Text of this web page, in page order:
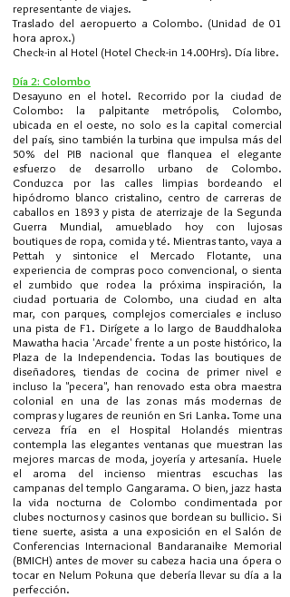
representante de viajes.
Traslado del aeropuerto a Colombo. (Unidad de 01
hora aprox.)
Check-in al Hotel (Hotel Check-in 14.00Hrs). Día libre.
Día 2: Colombo
Desayuno en el hotel. Recorrido por la ciudad de
Colombo: la palpitante metrópolis, Colombo,
ubicada en el oeste, no solo es la capital comercial
del país, sino también la turbina que impulsa más del
50% del PIB nacional que flanquea el elegante
esfuerzo de desarrollo urbano de Colombo.
Conduzca por las calles limpias bordeando el
hipódromo blanco cristalino, centro de carreras de
caballos en 1893 y pista de aterrizaje de la Segunda
Guerra Mundial, amueblado hoy con lujosas
boutiques de ropa, comida y té. Mientras tanto, vaya a
Pettah y sintonice el Mercado Flotante, una
experiencia de compras poco convencional, o sienta
el zumbido que rodea la próxima inspiración, la
ciudad portuaria de Colombo, una ciudad en alta
mar, con parques, complejos comerciales e incluso
una pista de F1. Dirígete a lo largo de Bauddhaloka
Mawatha hacia 'Arcade' frente a un poste histórico, la
Plaza de la Independencia. Todas las boutiques de
diseñadores, tiendas de cocina de primer nivel e
incluso la "pecera", han renovado esta obra maestra
colonial en una de las zonas más modernas de
compras y lugares de reunión en Sri Lanka. Tome una
cerveza fría en el Hospital Holandés mientras
contempla las elegantes ventanas que muestran las
mejores marcas de moda, joyería y artesanía. Huele
el aroma del incienso mientras escuchas las
campanas del templo Gangarama. O bien, jazz hasta
la vida nocturna de Colombo condimentada por
clubes nocturnos y casinos que bordean su bullicio. Si
tiene suerte, asista a una exposición en el Salón de
Conferencias Internacional Bandaranaike Memorial
(BMICH) antes de mover su cabeza hacia una ópera o
tocar en Nelum Pokuna que debería llevar su día a la
perfección.